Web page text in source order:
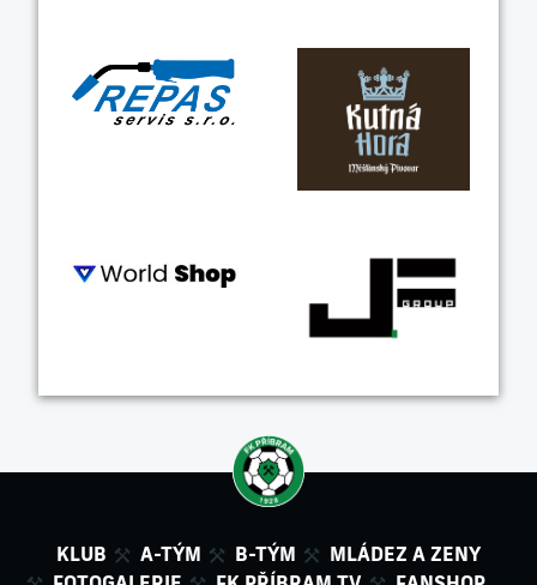
KLUB A-TÝM B-TÝM
MLÁDEZ A ZENY